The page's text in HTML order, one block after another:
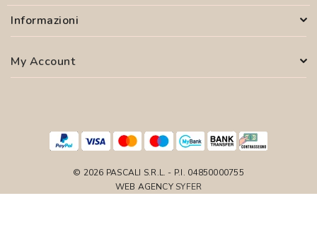
Informazioni
My Account
© 2026 PASCALI S.R.L. - P.I. 04850000755
WEB AGENCY SYFER